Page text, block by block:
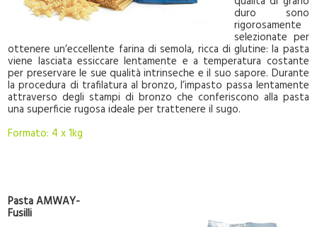
duro sono
rigorosamente
selezionate per
ottenere un’eccellente farina di semola, ricca di glutine: la pasta
viene lasciata essiccare lentamente e a temperatura costante
per preservare le sue qualità intrinseche e il suo sapore. Durante
la procedura di trafilatura al bronzo, l’impasto passa lentamente
attraverso degli stampi di bronzo che conferiscono alla pasta
una superficie rugosa ideale per trattenere il sugo.
Formato: 4 x 1kg
Pasta AMWAY-
Fusilli